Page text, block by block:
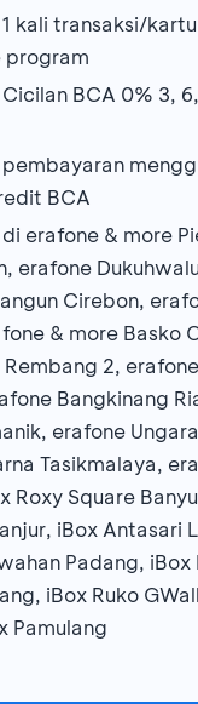
kali transaksi/
program
BCA 0% 3,
BCA
erafone & more
erafone
Cirebon,
& more Basko
2,
Bangkinang
erafone
Tasikmalaya,
Roxy Square
iBox Antasari
Padang,
iBox Ruko
Pamulang